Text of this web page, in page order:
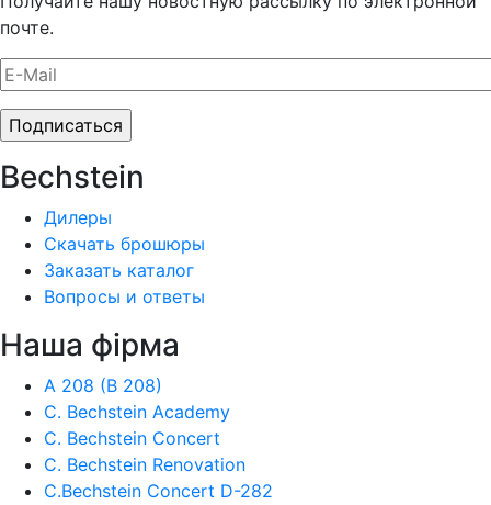
почте.
Bechstein
Дилеры
Скачать брошюры
Заказать каталог
Вопросы и ответы
Наша фiрма
A 208 (B 208)
C. Bechstein Academy
C. Bechstein Concert
C. Bechstein Renovation
C.Bechstein Concert D-282